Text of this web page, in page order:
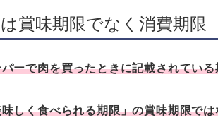
賞味期限でなく消費期限
ーで肉を買ったときに記載されている
しく食べられる期限」の賞味期限では